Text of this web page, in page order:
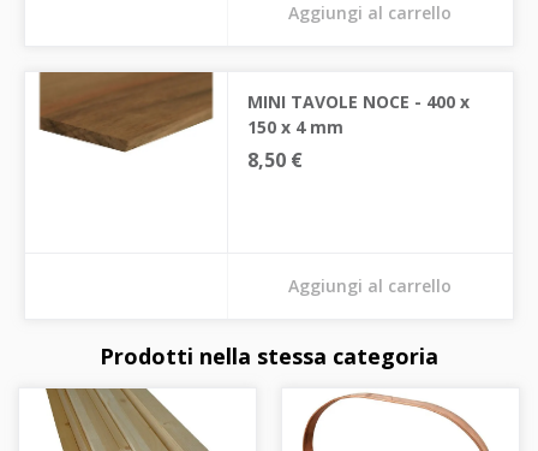
Aggiungi al carrello
MINI TAVOLE NOCE - 400 x
150 x 4 mm
8,50 €
Aggiungi al carrello
Prodotti nella stessa categoria